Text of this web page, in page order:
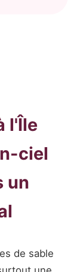
l'Île
ciel
un
de sable